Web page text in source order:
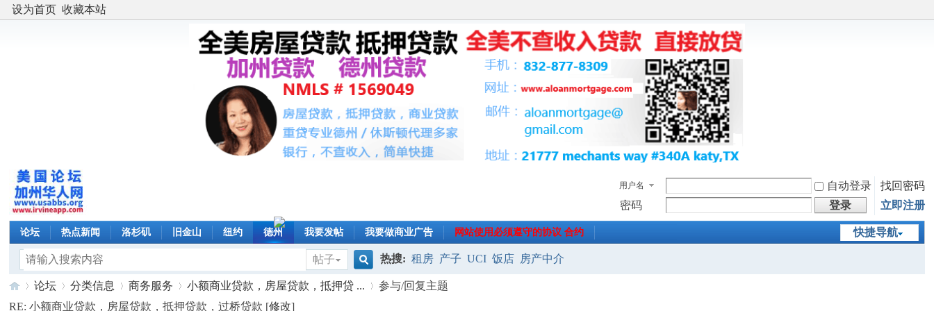
设为首页 收藏本站
用户名 自动登录
找回密码
密码
登录 立即注册
快捷导航
论坛 热点新闻 洛杉矶 旧金山 纽约 德州 我要发帖 我要做商业广告 网站使用必须遵守的协议 合约
帖子
热搜: 租房 产子 UCI 饭店 房产中介
论坛 分类信息 商务服务 小额商业贷款，房屋贷款，抵押贷 ...
参与/回复主题
RE: 小额商业贷款，房屋贷款，抵押贷款，过桥贷款 [修改]